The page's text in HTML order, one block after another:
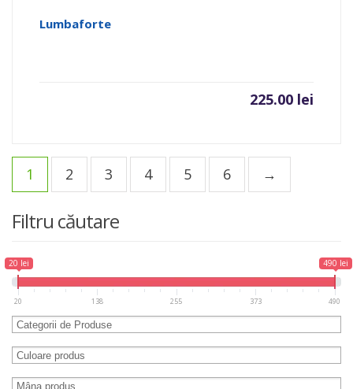
Lumbaforte
225.00 lei
1 2 3 4 5 6 →
Filtru căutare
20 lei 490 lei
20 138 255 373 490